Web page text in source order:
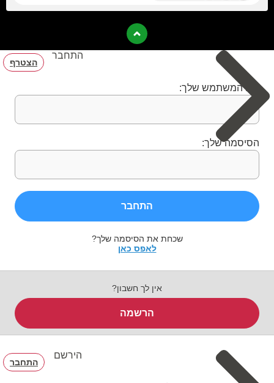
התחבר
הצטרף
שם המשתמש שלך:
הסיסמה שלך:
התחבר
שכחת את הסיסמה שלך?
לאפס כאן
אין לך חשבון?
הרשמה
הירשם
התחבר